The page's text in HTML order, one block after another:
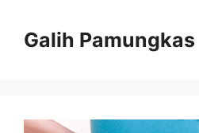
Galih Pamungkas